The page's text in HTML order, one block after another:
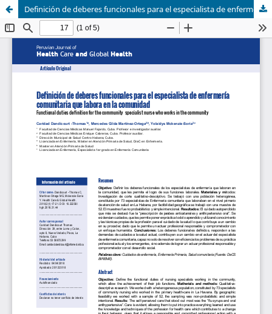
Definición de deberes funcionales para el especialista de enfermería comunitaria que labora en la comunidad